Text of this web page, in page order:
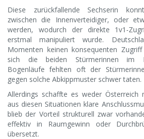
Diese zurückfallende Sechserin
zwischen die Innenverteidiger, oder
werden, wodurch der direkte 1v1-
erstmal manipuliert wurde.
Momenten keinen konsequenten
sich die beiden Stürmerinnen im
Bogenläufe fehlten oft der
gegen solche Abkippmuster schwer taten.
Allerdings schaffte es weder Österreich
aus diesen Situationen klare
blieb der Vorteil strukturell zwar
effektiv in Raumgewinn oder
übersetzt.